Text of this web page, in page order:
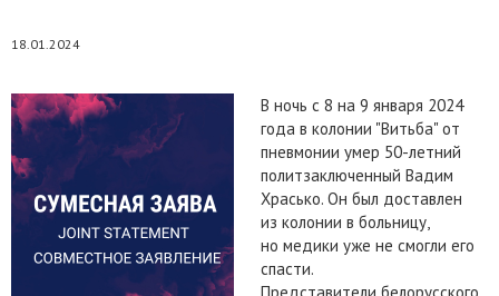
18.01.2024
В ночь с 8 на 9 января 2024
года в колонии "Витьба" от
пневмонии умер 50-летний
политзаключенный Вадим
Храсько. Он был доставлен
из колонии в больницу,
но медики уже не смогли его
спасти.